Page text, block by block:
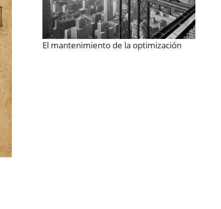
El mantenimiento de la optimización